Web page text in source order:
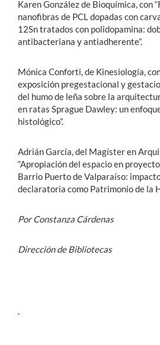
Karen González de Bioquímica, con
nanofibras de PCL dopadas con
12Sn tratados con polidopamina:
antibacteriana y antiadherente”.
Mónica Conforti, de Kinesiología,
exposición pregestacional y
del humo de leña sobre la
en ratas Sprague Dawley: un
histológico”.
Adrián García, del Magíster en
“Apropiación del espacio en
Barrio Puerto de Valparaíso:
declaratoria como Patrimonio de la
Por Constanza Cárdenas
Dirección de Bibliotecas